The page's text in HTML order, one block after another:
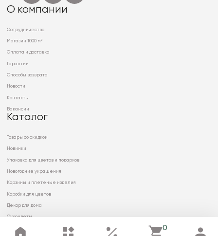
0
О компании
Сотрудничество
Магазин 1000 м²
Оплата и доставка
Гарантии
Способы возврата
Новости
Контакты
Вакансии
Каталог
Товары со скидкой
Новинки
Упаковка для цветов и подарков
Новогодние украшения
Корзины и плетеные изделия
Коробки для цветов
Декор для дома
Сухоцветы